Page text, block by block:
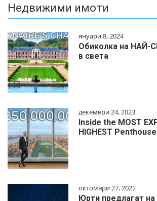
Недвижими имоти
януари 8, 2024
Обиколка на
в света
декември 24, 2023
Inside the MOST
HIGHEST
октомври 27, 2022
Юрти предлагат